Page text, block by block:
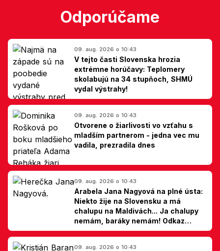
Odporúčame
09. aug. 2026 o 10:43
V tejto časti Slovenska hrozia
extrémne horúčavy: Teplomery
skolabujú na 34 stupňoch, SHMÚ
vydal výstrahy!
09. aug. 2026 o 10:43
Otvorene o žiarlivosti vo vzťahu s
mladším partnerom - jedna vec mu
vadila, prezradila dnes
09. aug. 2026 o 10:43
Arabela Jana Nagyová na plné ústa:
Niekto žije na Slovensku a má
chalupu na Maldivách... Ja chalupy
nemám, baráky nemám! Odkaz
Slovákom
09. aug. 2026 o 10:43